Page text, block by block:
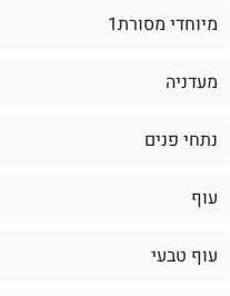
מיוחדי מסורת1
מעדניה
נתחי פנים
עוף
עוף טבעי